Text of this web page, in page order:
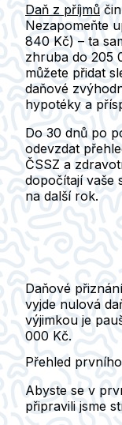
Daň z příjmů
Nezapomeňte
840 Kč) – ta
zhruba do 205
můžete přidat
daňové
hypotéky a
Do 30 dnů po
odevzdat
ČSSZ a
dopočítají vaše
na další rok.
Daňové
vyjde nulová
výjimkou je
000 Kč.
Přehled
Abyste se v
připravili jsme